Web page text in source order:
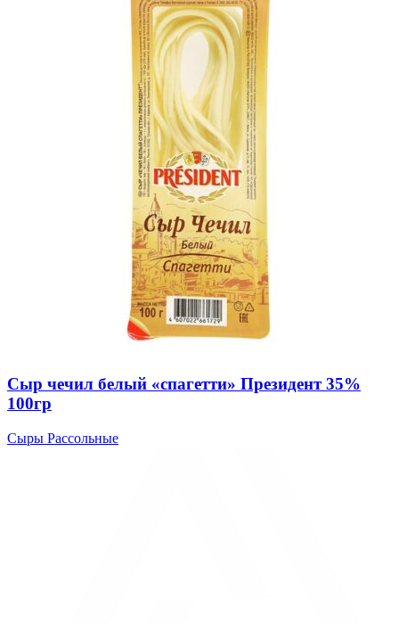
Сыр чечил белый «спагетти» Президент 35%
100гр
Сыры Рассольные